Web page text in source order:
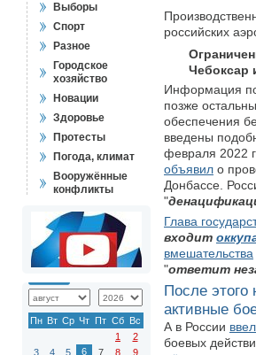
Выборы
Спорт
Разное
Городское
хозяйство
Новации
Здоровье
Протесты
Погода, климат
Вооружённые
конфликты
Пн Вт Ср Чт Пт Сб Вс
1
2
3
4 5 6 7 8
9
российских
Чебоксар
Информация
позже
обеспечения
введены
февраля 2022
объявил о
Донбассе.
"
Глава
входит
вмешательства
"ответит
После этого
активные
А в России
боевых